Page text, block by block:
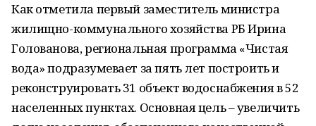
Как отметила первый заместитель министра
жилищно-коммунального хозяйства РБ Ирина
Голованова, региональная программа «Чистая
вода» подразумевает за пять лет построить и
реконструировать 31 объект водоснабжения в 52
населенных пунктах. Основная цель – увеличить